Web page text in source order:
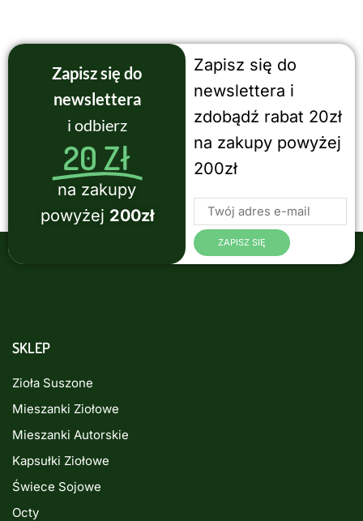
Zapisz się do
newslettera
i odbierz
20 Zł
na zakupy
powyżej 200zł
Zapisz się do
newslettera i
zdobądź rabat 20zł
na zakupy powyżej
200zł
SKLEP
Zioła Suszone
Mieszanki Ziołowe
Mieszanki Autorskie
Kapsułki Ziołowe
Świece Sojowe
Octy